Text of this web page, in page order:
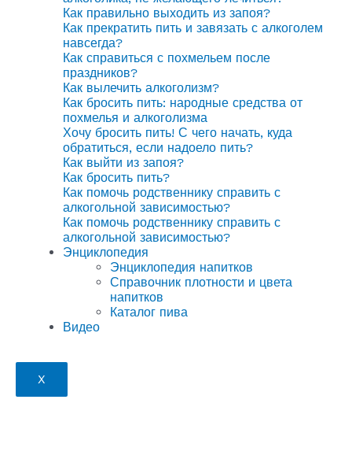
Как правильно выходить из запоя?
Как прекратить пить и завязать с алкоголем
навсегда?
Как справиться с похмельем после
праздников?
Как вылечить алкоголизм?
Как бросить пить: народные средства от
похмелья и алкоголизма
Хочу бросить пить! С чего начать, куда
обратиться, если надоело пить?
Как выйти из запоя?
Как бросить пить?
Как помочь родственнику справить с
алкогольной зависимостью?
Как помочь родственнику справить с
алкогольной зависимостью?
Энциклопедия
Энциклопедия напитков
Справочник плотности и цвета
напитков
Каталог пива
Видео
X